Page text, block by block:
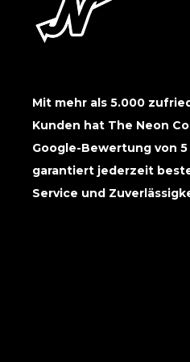
Mit mehr als 5.000
Kunden hat The Neon
Google-Bewertung von
garantiert jederzeit
Service und